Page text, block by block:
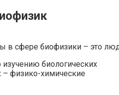
в сфере биофизики – это
биологических
– физико-химические